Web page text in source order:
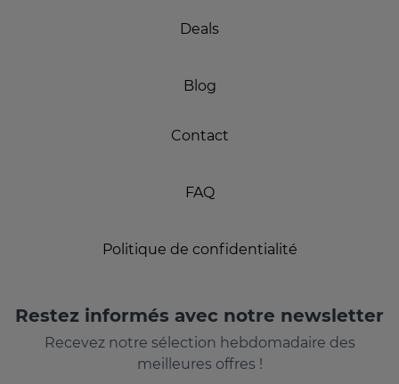
Deals
Blog
Contact
FAQ
Politique de confidentialité
Restez informés avec notre newsletter
Recevez notre sélection hebdomadaire des
meilleures offres !